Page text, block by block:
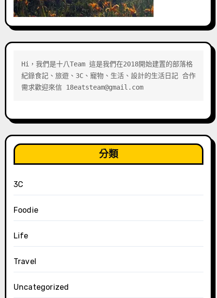
Hi，我們是十八Team 這是我們在2018開始建置的部落格
紀錄食記、旅遊、3C、寵物、生活、設計的生活日記 合作
需求歡迎來信 18eatsteam@gmail.com
分類
3C
Foodie
Life
Travel
Uncategorized